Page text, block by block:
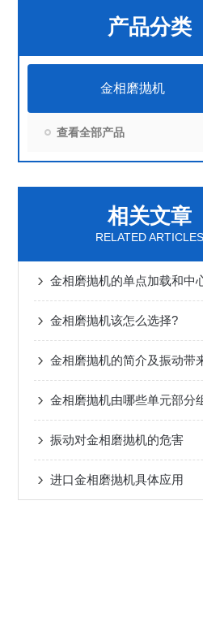
产品分类
金相磨抛机
查看全部产品
相关文章
RELATED ARTICLES
金相磨抛机该怎么选择?
金相磨抛机的简介及振动带
振动对金相磨抛机的危害
进口金相磨抛机具体应用